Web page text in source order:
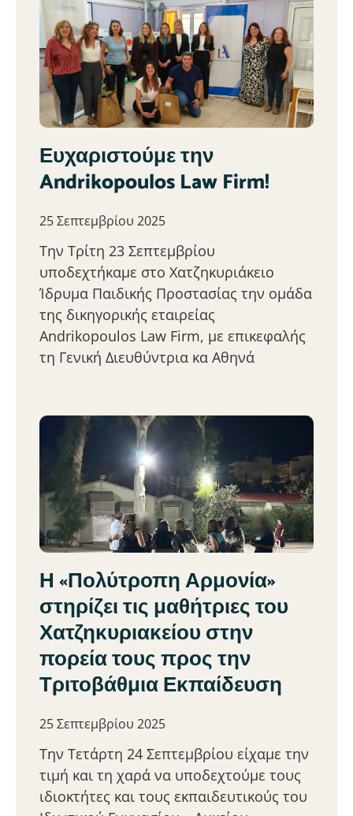
Ευχαριστούμε την
Andrikopoulos Law Firm!
25 Σεπτεμβρίου 2025
Την Τρίτη 23 Σεπτεμβρίου
υποδεχτήκαμε στο Χατζηκυριάκειο
Ίδρυμα Παιδικής Προστασίας την ομάδα
της δικηγορικής εταιρείας
Andrikopoulos Law Firm, με επικεφαλής
τη Γενική Διευθύντρια κα Αθηνά
Η «Πολύτροπη Αρμονία»
στηρίζει τις μαθήτριες του
Χατζηκυριακείου στην
πορεία τους προς την
Τριτοβάθμια Εκπαίδευση
25 Σεπτεμβρίου 2025
Την Τετάρτη 24 Σεπτεμβρίου είχαμε την
τιμή και τη χαρά να υποδεχτούμε τους
ιδιοκτήτες και τους εκπαιδευτικούς του